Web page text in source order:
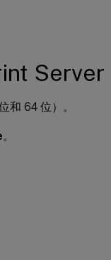
Server
64 位）。
。